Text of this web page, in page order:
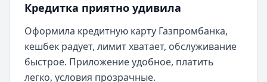
Кредитка приятно удивила
Оформила кредитную карту Газпромбанка,
кешбек радует, лимит хватает, обслуживание
быстрое. Приложение удобное, платить
легко, условия прозрачные.